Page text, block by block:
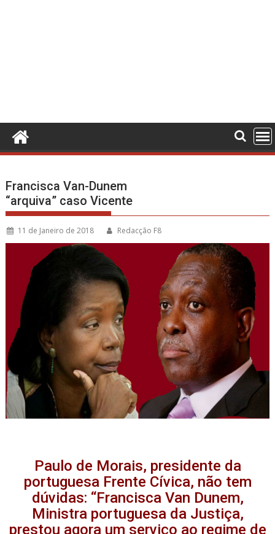
Francisca Van-Dunem
“arquiva” caso Vicente
11 de Janeiro de 2018 Redacção F8
Paulo de Morais, presidente da
portuguesa Frente Cívica, não tem
dúvidas: “Francisca Van Dunem,
Ministra portuguesa da Justiça,
prestou agora um serviço ao regime de